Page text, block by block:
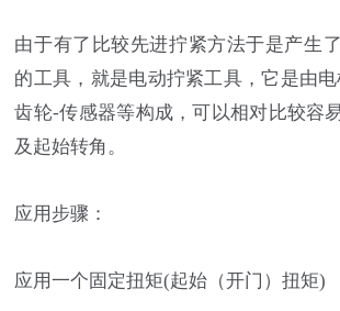
由于有了比较先进拧紧方法于是产生
的工具，就是电动拧紧工具，它是由
齿轮-传感器等构成，可以相对比较容
及起始转角。
应用步骤：
应用一个固定扭矩(起始（开门）扭矩)